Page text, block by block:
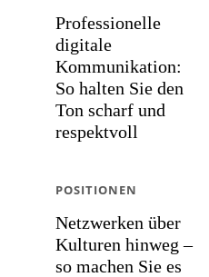
Professionelle
digitale
Kommunikation:
So halten Sie den
Ton scharf und
respektvoll
Netzwerken über
Kulturen hinweg –
so machen Sie es
POSITIONEN